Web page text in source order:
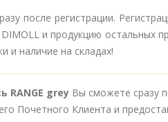
после регистрации.
и продукцию остальных
и наличие на складах!
RANGE grey Вы сможете сразу
Почетного Клиента и